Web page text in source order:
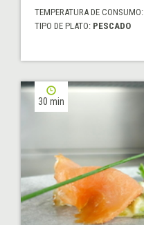
TEMPERATURA DE CONSUMO:
TIPO DE PLATO: PESCADO
30 min